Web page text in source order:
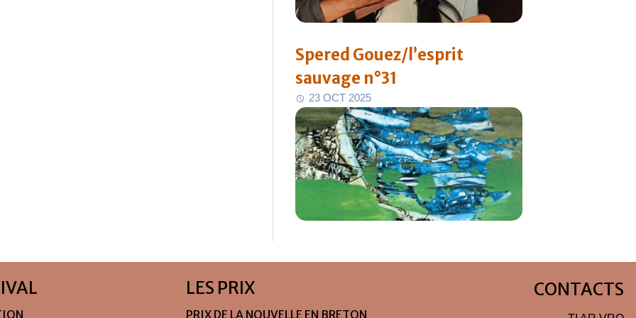
Spered Gouez/l’esprit
sauvage n°31
23 OCT 2025
LES PRIX
PRIX DE LA NOUVELLE EN BRETON
CONTACTS